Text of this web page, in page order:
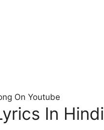
On Youtube
In Hindi